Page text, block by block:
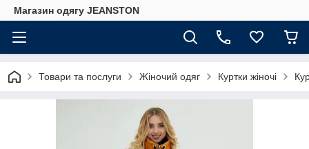
Магазин одягу JEANSTON
Товари та послуги Жіночий одяг Куртки жіночі